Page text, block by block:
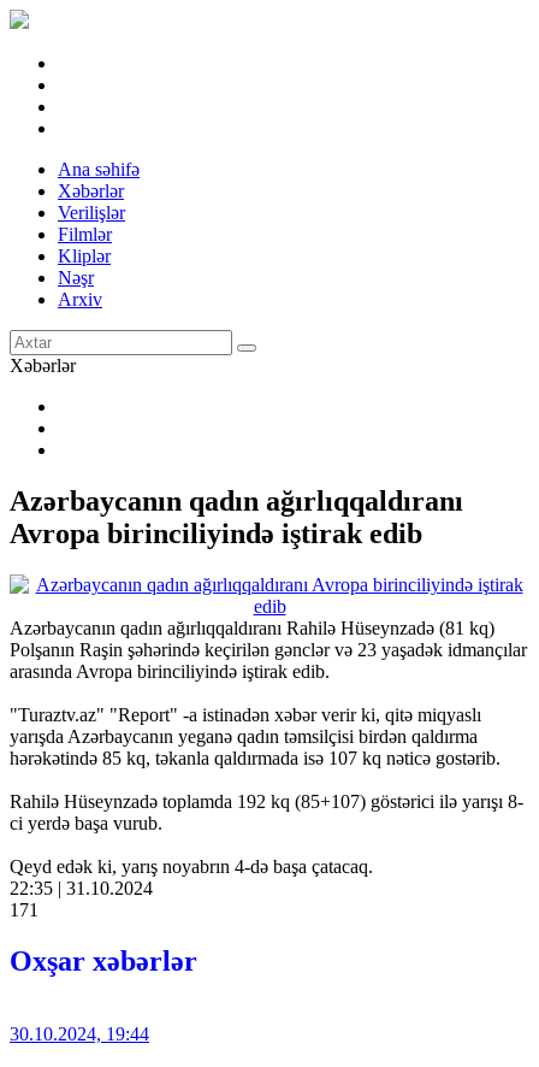
Ana səhifə
Xəbərlər
Verilişlər
Filmlər
Kliplər
Nəşr
Arxiv
Xəbərlər
Azərbaycanın qadın ağırlıqqaldıranı
Avropa birinciliyində iştirak edib
Azərbaycanın qadın ağırlıqqaldıranı Rahilə Hüseynzadə (81 kq)
Polşanın Raşin şəhərində keçirilən gənclər və 23 yaşadək idmançılar
arasında Avropa birinciliyində iştirak edib.
"Turaztv.az" "Report" -a istinadən xəbər verir ki, qitə miqyaslı
yarışda Azərbaycanın yeganə qadın təmsilçisi birdən qaldırma
hərəkətində 85 kq, təkanla qaldırmada isə 107 kq nəticə gostərib.
Rahilə Hüseynzadə toplamda 192 kq (85+107) göstərici ilə yarışı 8-
ci yerdə başa vurub.
Qeyd edək ki, yarış noyabrın 4-də başa çatacaq.
22:35 | 31.10.2024
171
Oxşar xəbərlər
30.10.2024, 19:44